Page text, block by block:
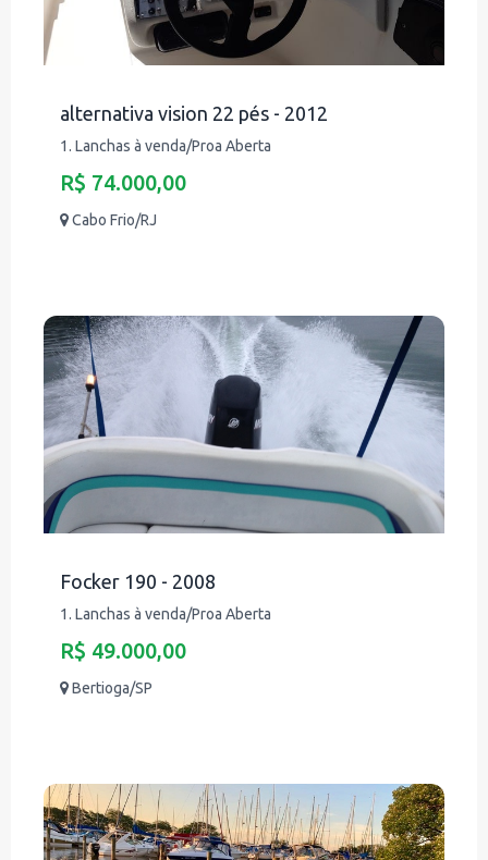
alternativa vision 22 pés - 2012
1. Lanchas à venda/Proa Aberta
R$ 74.000,00
Cabo Frio/RJ
Focker 190 - 2008
1. Lanchas à venda/Proa Aberta
R$ 49.000,00
Bertioga/SP